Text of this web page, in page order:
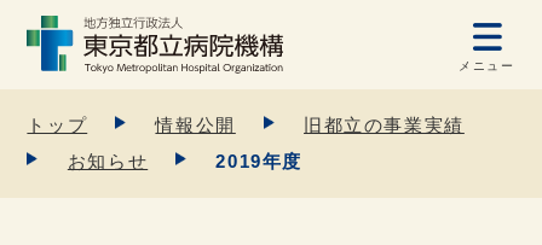
メニュー
トップ 情報公開
旧都立の事業実績
お知らせ
2019年度